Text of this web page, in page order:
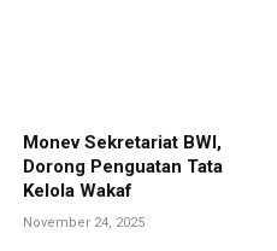
Monev Sekretariat BWI,
Dorong Penguatan Tata
Kelola Wakaf
November 24, 2025